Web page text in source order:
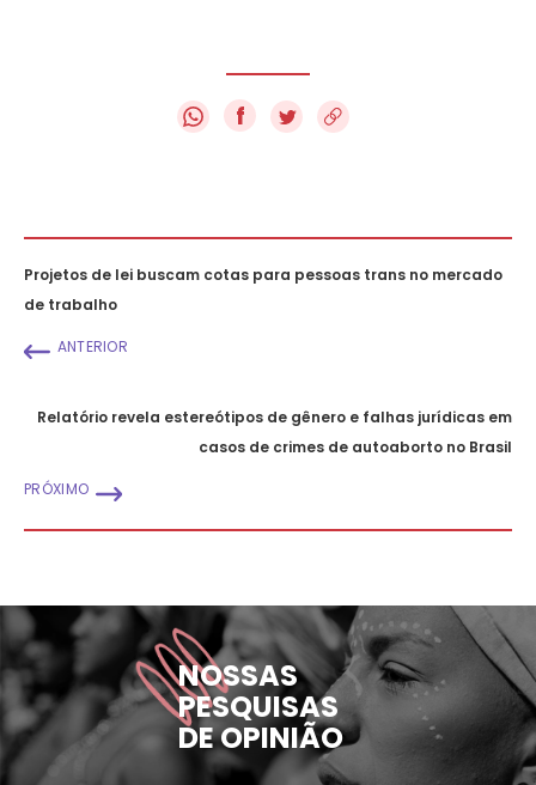
f
Projetos de lei buscam cotas para pessoas trans no mercado
de trabalho
ANTERIOR
Relatório revela estereótipos de gênero e falhas jurídicas em
casos de crimes de autoaborto no Brasil
PRÓXIMO
NOSSAS
PESQUISAS
DE OPINIÃO